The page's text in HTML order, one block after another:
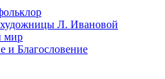
Л. Ивановой
мир
и Благословение